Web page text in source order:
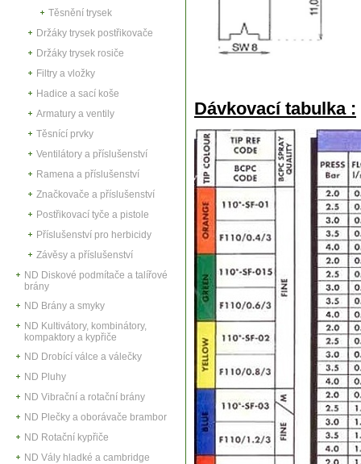
Těsnění trysek
Držáky trysek postřikovače
Držáky trysek rosiče
Filtry a vložky
Hadice a sací koše
Armatury a ventily
Těsnící prvky
Ventilátory a příslušenství
Ramena a příslušenství
Značkovače a příslušenství
Postřikovací tyče a pistole
Příslušenství pro herbicidy
Závěsy a příslušenství
ND Diskové podmítače a talířové
brány
ND Brány a smyky
ND Kultivátory, kombinátory,
kompaktory a kypřiče
ND Drobící válce a válečky
ND Pluhy
ND Vibrační a rotační brány
ND Plečky a oborávače brambor
ND Rotační kypřiče
ND Vály hladké a cambridge
Dávkovací tabulka :